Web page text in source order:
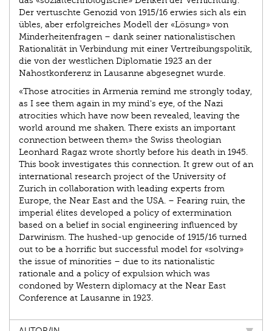
Der vertuschte Genozid von 1915/16 erwies sich als ein
übles, aber erfolgreiches Modell der «Lösung» von
Minderheitenfragen – dank seiner nationalistischen
Rationalität in Verbindung mit einer Vertreibungspolitik,
die von der westlichen Diplomatie 1923 an der
Nahostkonferenz in Lausanne abgesegnet wurde.
«Those atrocities in Armenia remind me strongly today,
as I see them again in my mind's eye, of the Nazi
atrocities which have now been revealed, leaving the
world around me shaken. There exists an important
connection between them» the Swiss theologian
Leonhard Ragaz wrote shortly before his death in 1945.
This book investigates this connection. It grew out of an
international research project of the University of
Zurich in collaboration with leading experts from
Europe, the Near East and the USA. – Fearing ruin, the
imperial élites developed a policy of extermination
based on a belief in social engineering influenced by
Darwinism. The hushed-up genocide of 1915/16 turned
out to be a horrific but successful model for «solving»
the issue of minorities – due to its nationalistic
rationale and a policy of expulsion which was
condoned by Western diplomacy at the Near East
Conference at Lausanne in 1923.